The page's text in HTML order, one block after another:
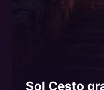
Sol Cesto